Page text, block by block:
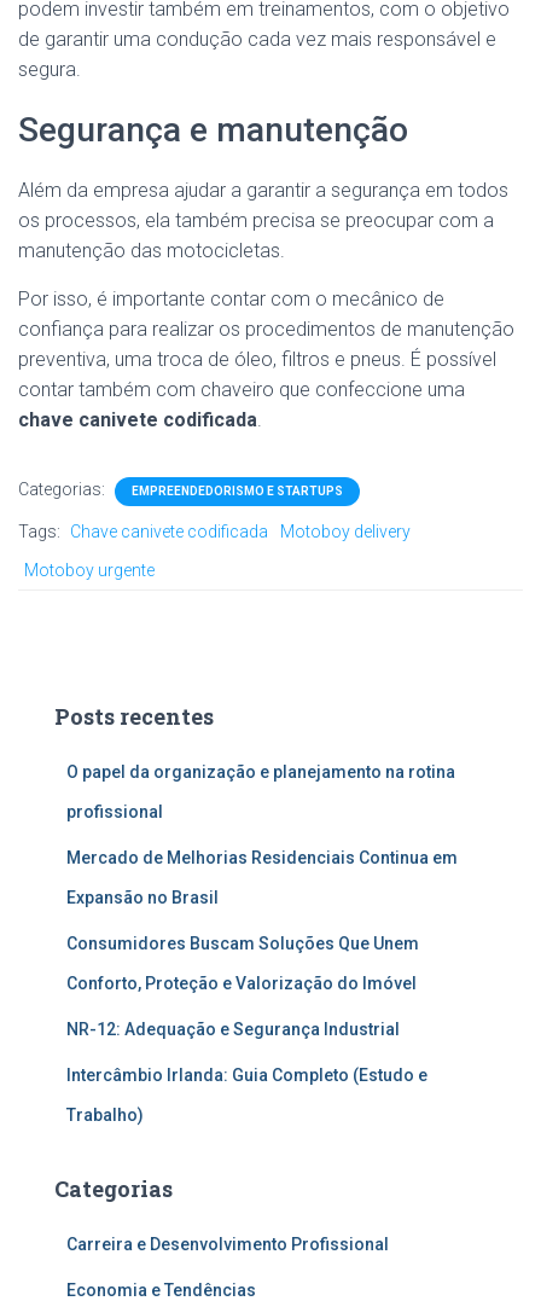
podem investir também em treinamentos, com o objetivo
de garantir uma condução cada vez mais responsável e
segura.
Segurança e manutenção
Além da empresa ajudar a garantir a segurança em todos
os processos, ela também precisa se preocupar com a
manutenção das motocicletas.
Por isso, é importante contar com o mecânico de
confiança para realizar os procedimentos de manutenção
preventiva, uma troca de óleo, filtros e pneus. É possível
contar também com chaveiro que confeccione uma
chave canivete codificada.
Categorias: EMPREENDEDORISMO E STARTUPS
Tags: Chave canivete codificada
Motoboy delivery
Motoboy urgente
Posts recentes
O papel da organização e planejamento na rotina
profissional
Mercado de Melhorias Residenciais Continua em
Expansão no Brasil
Consumidores Buscam Soluções Que Unem
Conforto, Proteção e Valorização do Imóvel
NR-12: Adequação e Segurança Industrial
Intercâmbio Irlanda: Guia Completo (Estudo e
Trabalho)
Categorias
Carreira e Desenvolvimento Profissional
Economia e Tendências